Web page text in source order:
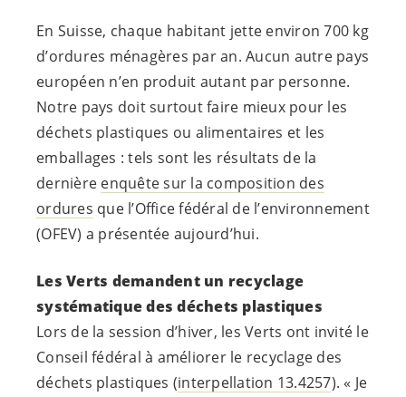
En Suisse, chaque habitant jette environ 700 kg
d’ordures ménagères par an. Aucun autre pays
européen n’en produit autant par personne.
Notre pays doit surtout faire mieux pour les
déchets plastiques ou alimentaires et les
emballages : tels sont les résultats de la
dernière enquête sur la composition des
ordures que l’Office fédéral de l’environnement
(OFEV) a présentée aujourd’hui.
Les Verts demandent un recyclage
systématique des déchets plastiques
Lors de la session d’hiver, les Verts ont invité le
Conseil fédéral à améliorer le recyclage des
déchets plastiques (interpellation 13.4257). « Je